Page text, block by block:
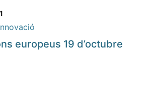
europeus 19 d’octubre